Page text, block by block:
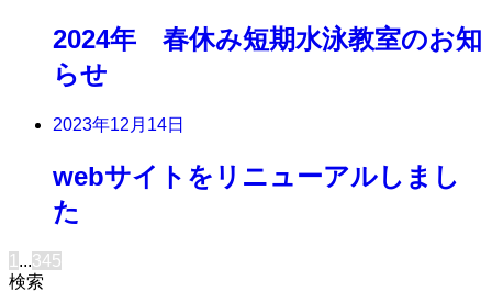
2024年 春休み短期水泳教室のお知
らせ
2023年12月14日
webサイトをリニューアルしまし
た
1 ...345
検索